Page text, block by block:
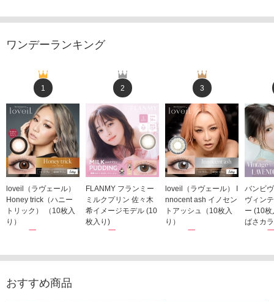
ワンデーランキング
1
loveil（ラヴェール）
Honey trick（ハニー
トリック） （10枚入
り）
1,760円
2
FLANMY フランミー
ミルクプリン 佐々木
希イメージモデル (10
枚入り)
1,815円
3
loveil（ラヴェール） I
nnocent ash イノセン
トアッシュ（10枚入
り）
1,760円
バンビ
ヴィン
ー (10
ばさカ
1,848
おすすめ商品